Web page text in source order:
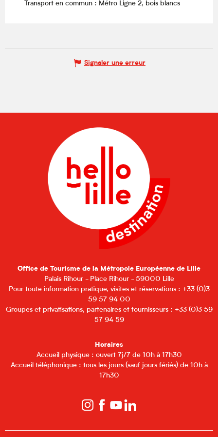
Transport en commun : Métro Ligne 2, bois blancs
Signaler une erreur
Office de Tourisme de la Métropole Européenne de Lille
Palais Rihour - Place Rihour - 59000 Lille
Pour toute information pratique, visites et réservations : +33 (0)3
59 57 94 00
Groupes et privatisations, partenaires et fournisseurs : +33 (0)3 59
57 94 59
Horaires
Accueil physique : ouvert 7j/7 de 10h à 17h30
Accueil téléphonique : tous les jours (sauf jours fériés) de 10h à
17h30